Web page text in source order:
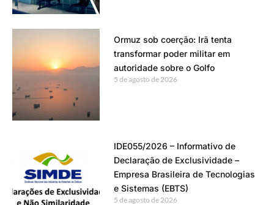
Ormuz sob coerção: Irã tenta
transformar poder militar em
autoridade sobre o Golfo
5 de agosto de 2026
IDE055/2026 – Informativo de
Declaração de Exclusividade –
Empresa Brasileira de Tecnologias
e Sistemas (EBTS)
5 de agosto de 2026